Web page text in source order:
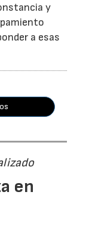
y
a esas
en